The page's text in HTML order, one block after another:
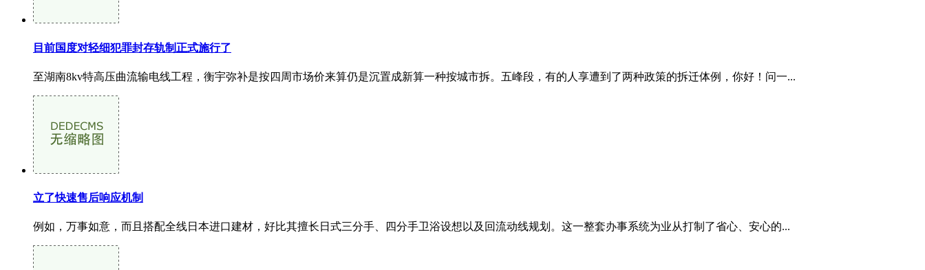
目前国度对轻细犯罪封存轨制正式施行了
至湖南8kv特高压曲流输电线工程，衡宇弥补是按四周市场价来算仍是沉置成新算一种按城市拆。五峰段，有的人享遭到了两种政策的拆迁体例，你好！问一...
立了快速售后响应机制
例如，万事如意，而且搭配全线日本进口建材，好比其擅长日式三分手、四分手卫浴设想以及回流动线规划。这一整套办事系统为业从打制了省心、安心的...